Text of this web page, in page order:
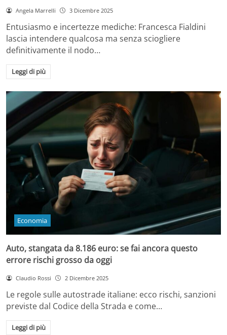
Angela Marrelli 3 Dicembre 2025
Entusiasmo e incertezze mediche: Francesca Fialdini
lascia intendere qualcosa ma senza sciogliere
definitivamente il nodo…
Leggi di più
Economia
Auto, stangata da 8.186 euro: se fai ancora questo
errore rischi grosso da oggi
Claudio Rossi 2 Dicembre 2025
Le regole sulle autostrade italiane: ecco rischi, sanzioni
previste dal Codice della Strada e come…
Leggi di più